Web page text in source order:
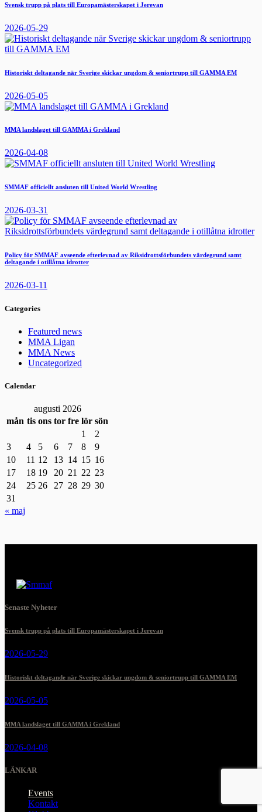
Svensk trupp på plats till Europamästerskapet i Jerevan
2026-05-29
Historiskt deltagande när Sverige skickar ungdom & seniortrupp till GAMMA EM
2026-05-05
MMA landslaget till GAMMA i Grekland
2026-04-08
SMMAF officiellt ansluten till United World Wrestling
2026-03-31
Policy för SMMAF avseende efterlevnad av Riksidrottsförbundets värdegrund samt
deltagande i otillåtna idrotter
2026-03-11
Categories
Featured news
MMA Ligan
MMA News
Uncategorized
Calendar
augusti 2026
mån tis ons tor fre lör sön
1
2
3
4 5 6 7 8
9
10
11 12 13 14 15 16
17
18 19 20 21 22 23
24
25 26 27 28 29 30
31
« maj
Senaste Nyheter
Svensk trupp på plats till Europamästerskapet i Jerevan
2026-05-29
Historiskt deltagande när Sverige skickar ungdom & seniortrupp till GAMMA EM
2026-05-05
MMA landslaget till GAMMA i Grekland
2026-04-08
LÄNKAR
Events
Kontakt